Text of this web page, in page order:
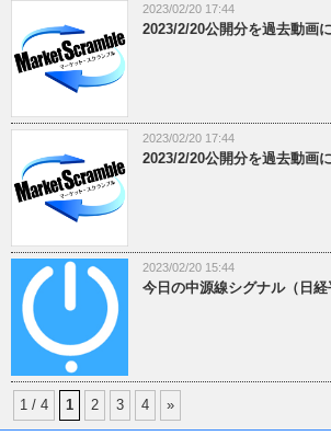
2023/02/20 17:44
2023/2/20公開分を過去動画
2023/02/20 17:44
2023/2/20公開分を過去動画
2023/02/20 15:44
今日の中源線シグナル（日経
1 / 4 1 2 3 4 »